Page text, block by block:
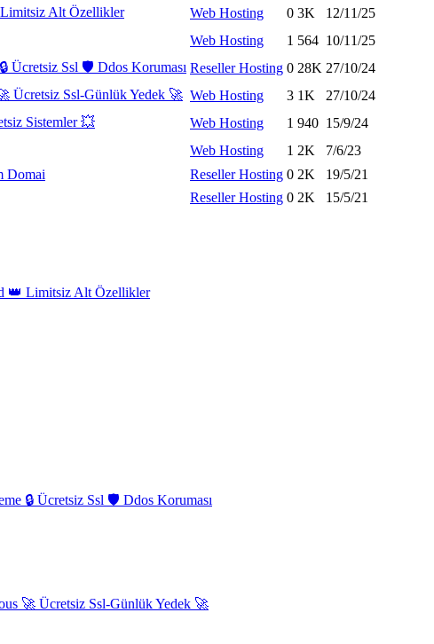
Limitsiz Alt Özellikler
Web Hosting 0 3K
12/11/25
Web Hosting 1 564 10/11/25
Ücretsiz Ssl 🛡️ Ddos Koruması Reseller Hosting 0 28K 27/10/24
Ücretsiz Ssl-Günlük Yedek 🚀 Web Hosting 3 1K
27/10/24
Sistemler 💥
Web Hosting 1 940 15/9/24
Web Hosting 1 2K
7/6/23
Domai
Reseller Hosting 0 2K
19/5/21
Reseller Hosting 0 2K 15/5/21
👑 Limitsiz Alt Özellikler
🔒 Ücretsiz Ssl 🛡️ Ddos Koruması
🚀 Ücretsiz Ssl-Günlük Yedek 🚀